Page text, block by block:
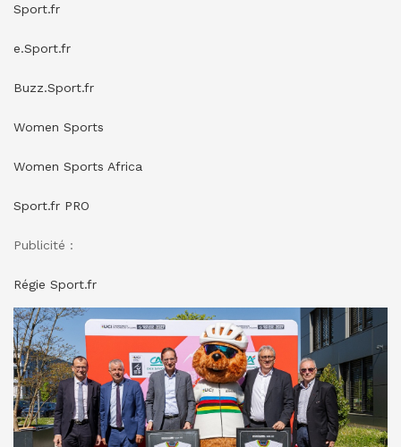
Sport.fr
e.Sport.fr
Buzz.Sport.fr
Women Sports
Women Sports Africa
Sport.fr PRO
Publicité :
Régie Sport.fr